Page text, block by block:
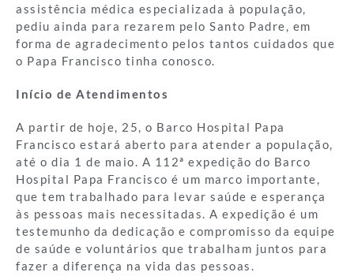
assistência médica especializada à população,
pediu ainda para rezarem pelo Santo Padre, em
forma de agradecimento pelos tantos cuidados que
o Papa Francisco tinha conosco.
Início de Atendimentos
A partir de hoje, 25, o Barco Hospital Papa
Francisco estará aberto para atender a população,
até o dia 1 de maio. A 112ª expedição do Barco
Hospital Papa Francisco é um marco importante,
que tem trabalhado para levar saúde e esperança
às pessoas mais necessitadas. A expedição é um
testemunho da dedicação e compromisso da equipe
de saúde e voluntários que trabalham juntos para
fazer a diferença na vida das pessoas.